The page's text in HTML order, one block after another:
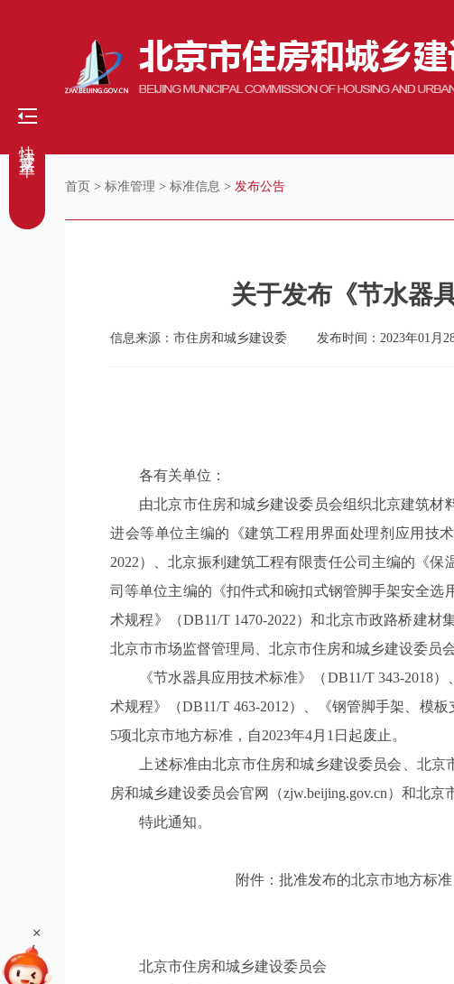
首页 > 标准管理 > 标准信息 > 发布公告
关于发布《节水器
信息来源：市住房和城乡建设委 发布时间：2023年01月
各有关单位：
由北京市住房和城乡建设委员会组织北京建筑材料
进会等单位主编的《建筑工程用界面处理剂应用技
2022）、北京振利建筑工程有限责任公司主编的《
司等单位主编的《扣件式和碗扣式钢管脚手架安全选
术规程》（DB11/T 1470-2022）和北京市政路桥建
北京市市场监督管理局、北京市住房和城乡建设委员
《节水器具应用技术标准》（DB11/T 343-2018）
术规程》（DB11/T 463-2012）、《钢管脚手架、模
5项北京市地方标准，自2023年4月1日起废止。
上述标准由北京市住房和城乡建设委员会、北京
房和城乡建设委员会官网（zjw.beijing.gov.cn）和北京
特此通知。
附件：批准发布的北京市地方标准
北京市住房和城乡建设委员会
+
快捷菜单